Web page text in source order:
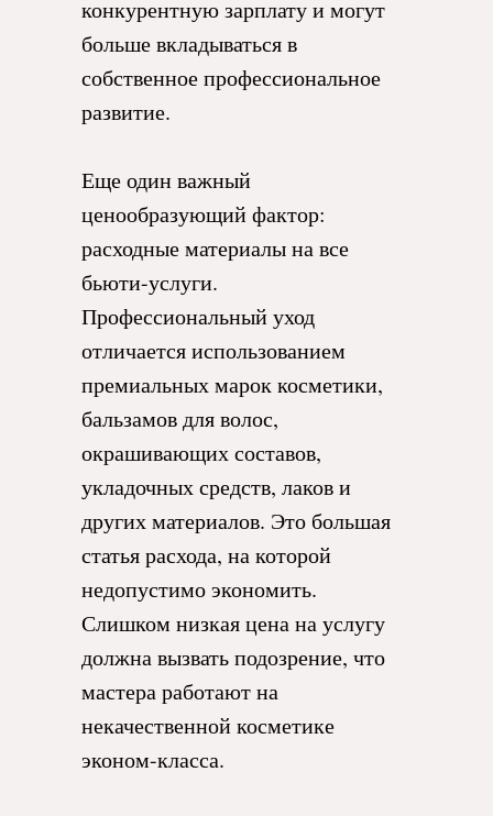
конкурентную зарплату и могут
больше вкладываться в
собственное профессиональное
развитие.
Еще один важный
ценообразующий фактор:
расходные материалы на все
бьюти-услуги.
Профессиональный уход
отличается использованием
премиальных марок косметики,
бальзамов для волос,
окрашивающих составов,
укладочных средств, лаков и
других материалов. Это большая
статья расхода, на которой
недопустимо экономить.
Слишком низкая цена на услугу
должна вызвать подозрение, что
мастера работают на
некачественной косметике
эконом-класса.